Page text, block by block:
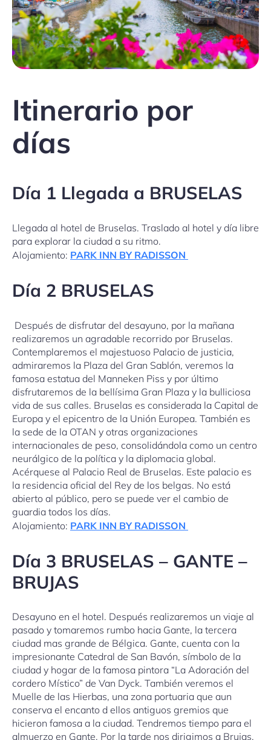
Itinerario por
días
Día 1 Llegada a BRUSELAS
Llegada al hotel de Bruselas. Traslado al hotel y día libre
para explorar la ciudad a su ritmo.
Alojamiento: PARK INN BY RADISSON
Día 2 BRUSELAS
Después de disfrutar del desayuno, por la mañana
realizaremos un agradable recorrido por Bruselas.
Contemplaremos el majestuoso Palacio de justicia,
admiraremos la Plaza del Gran Sablón, veremos la
famosa estatua del Manneken Piss y por último
disfrutaremos de la bellísima Gran Plaza y la bulliciosa
vida de sus calles. Bruselas es considerada la Capital de
Europa y el epicentro de la Unión Europea. También es
la sede de la OTAN y otras organizaciones
internacionales de peso, consolidándola como un centro
neurálgico de la política y la diplomacia global.
Acérquese al Palacio Real de Bruselas. Este palacio es
la residencia oficial del Rey de los belgas. No está
abierto al público, pero se puede ver el cambio de
guardia todos los días.
Alojamiento: PARK INN BY RADISSON
Día 3 BRUSELAS – GANTE –
BRUJAS
Desayuno en el hotel. Después realizaremos un viaje al
pasado y tomaremos rumbo hacia Gante, la tercera
ciudad mas grande de Bélgica. Gante, cuenta con la
impresionante Catedral de San Bavón, símbolo de la
ciudad y hogar de la famosa pintora “La Adoración del
cordero Místico” de Van Dyck. También veremos el
Muelle de las Hierbas, una zona portuaria que aun
conserva el encanto d ellos antiguos gremios que
hicieron famosa a la ciudad. Tendremos tiempo para el
almuerzo en Gante. Por la tarde nos dirigimos a Brujas,